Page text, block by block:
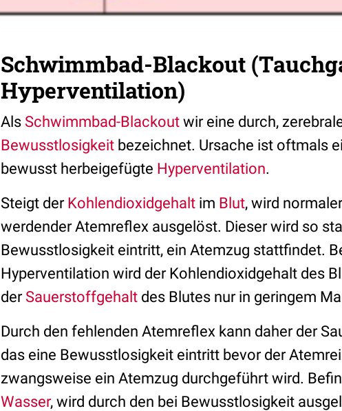
Schwimmbad-Blackout
Hyperventilation)
Als Schwimmbad-Blackout wir eine durch,
Bewusstlosigkeit bezeichnet. Ursache ist oftmals
bewusst herbeigefügte Hyperventilation.
Steigt der Kohlendioxidgehalt im Blut, wird
werdender Atemreflex ausgelöst. Dieser wird so
Bewusstlosigkeit eintritt, ein Atemzug stattfindet.
Hyperventilation wird der Kohlendioxidgehalt des
der Sauerstoffgehalt des Blutes nur in geringem
Durch den fehlenden Atemreflex kann daher der
das eine Bewusstlosigkeit eintritt bevor der
zwangsweise ein Atemzug durchgeführt wird.
Wasser, wird durch den bei Bewusstlosigkeit